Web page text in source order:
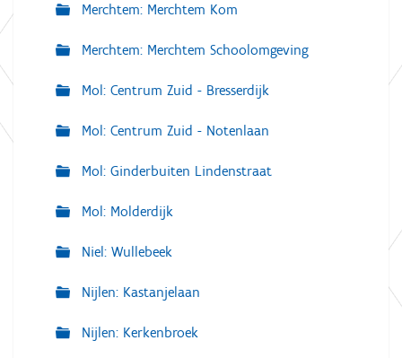
Merchtem: Merchtem Kom
Merchtem: Merchtem Schoolomgeving
Mol: Centrum Zuid - Bresserdijk
Mol: Centrum Zuid - Notenlaan
Mol: Ginderbuiten Lindenstraat
Mol: Molderdijk
Niel: Wullebeek
Nijlen: Kastanjelaan
Nijlen: Kerkenbroek